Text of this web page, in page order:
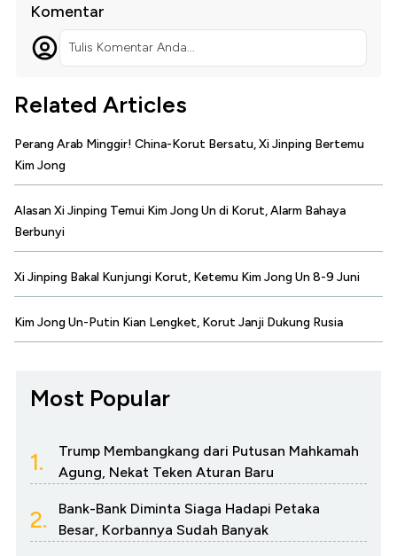
Komentar
Tulis Komentar Anda...
Related Articles
Perang Arab Minggir! China-Korut Bersatu, Xi Jinping Bertemu
Kim Jong
Alasan Xi Jinping Temui Kim Jong Un di Korut, Alarm Bahaya
Berbunyi
Xi Jinping Bakal Kunjungi Korut, Ketemu Kim Jong Un 8-9 Juni
Kim Jong Un-Putin Kian Lengket, Korut Janji Dukung Rusia
Most Popular
1.
Trump Membangkang dari Putusan Mahkamah
Agung, Nekat Teken Aturan Baru
2.
Bank-Bank Diminta Siaga Hadapi Petaka
Besar, Korbannya Sudah Banyak